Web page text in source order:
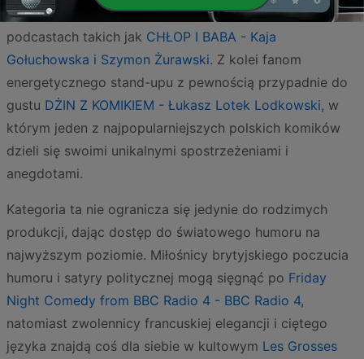
dużą dawką autoironii z pewnością odnajdą się w
podcastach takich jak CHŁOP I BABA - Kaja
Gołuchowska i Szymon Żurawski. Z kolei fanom
energetycznego stand-upu z pewnością przypadnie do
gustu DŻIN Z KOMIKIEM - Łukasz Lotek Lodkowski, w
którym jeden z najpopularniejszych polskich komików
dzieli się swoimi unikalnymi spostrzeżeniami i
anegdotami.
Kategoria ta nie ogranicza się jedynie do rodzimych
produkcji, dając dostęp do światowego humoru na
najwyższym poziomie. Miłośnicy brytyjskiego poczucia
humoru i satyry politycznej mogą sięgnąć po Friday
Night Comedy from BBC Radio 4 - BBC Radio 4,
natomiast zwolennicy francuskiej elegancji i ciętego
języka znajdą coś dla siebie w kultowym Les Grosses